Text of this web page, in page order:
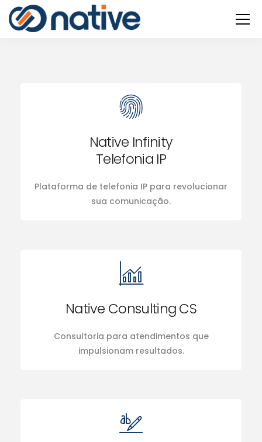
Native Infinity
Telefonia IP
Plataforma de telefonia IP para revolucionar
sua comunicação.
Native Consulting CS
Consultoria para atendimentos que
impulsionam resultados.